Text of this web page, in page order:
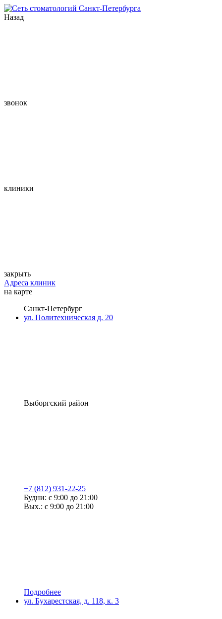
Назад
звонок
клиники
закрыть
Адреса клиник
на карте
Санкт-Петербург
ул. Политехническая д. 20
Выборгский район
+7 (812) 931-22-25
Будни: с 9:00 до 21:00
Вых.: с 9:00 до 21:00
Подробнее
ул. Бухарестская, д. 118, к. 3